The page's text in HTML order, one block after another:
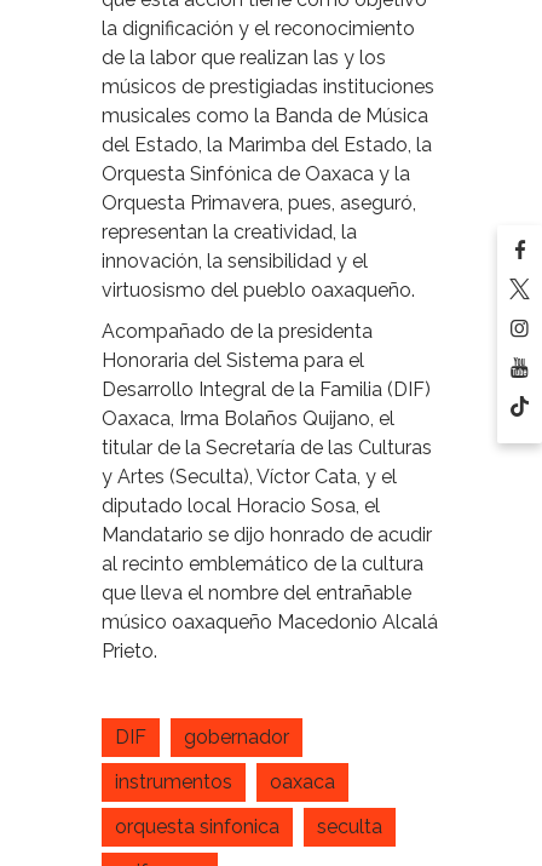
la dignificación y el reconocimiento
de la labor que realizan las y los
músicos de prestigiadas instituciones
musicales como la Banda de Música
del Estado, la Marimba del Estado, la
Orquesta Sinfónica de Oaxaca y la
Orquesta Primavera, pues, aseguró,
representan la creatividad, la
innovación, la sensibilidad y el
virtuosismo del pueblo oaxaqueño.
Acompañado de la presidenta
Honoraria del Sistema para el
Desarrollo Integral de la Familia (DIF)
Oaxaca, Irma Bolaños Quijano, el
titular de la Secretaría de las Culturas
y Artes (Seculta), Víctor Cata, y el
diputado local Horacio Sosa, el
Mandatario se dijo honrado de acudir
al recinto emblemático de la cultura
que lleva el nombre del entrañable
músico oaxaqueño Macedonio Alcalá
Prieto.
DIF
gobernador
instrumentos
oaxaca
orquesta sinfonica
seculta